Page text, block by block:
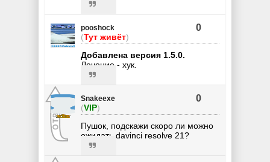
pooshock
(Тут живёт)
0
Добавлена версия 1.5.0.
Лечение - хук.
Snakeexe
(VIP)
0
Пушок, подскажи скоро ли можно
ожидать davinci resolve 21?